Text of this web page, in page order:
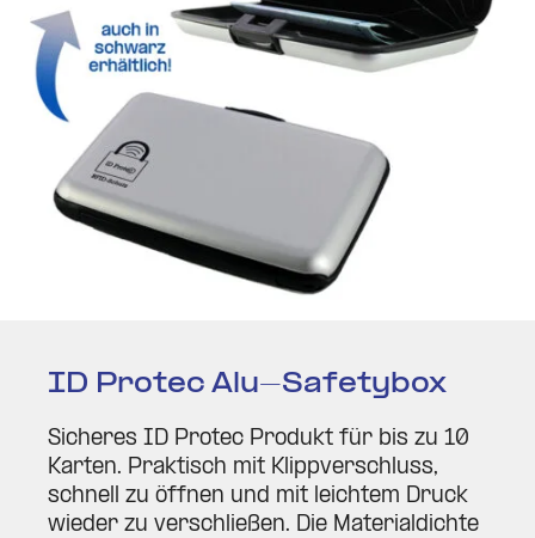
ID Protec Alu-Safe­tybox
Sicheres ID Protec Produkt für bis zu 10
Karten. Prak­tisch mit Klipp­ver­schluss,
schnell zu öffnen und mit leichtem Druck
wieder zu ver­schließen. Die Mate­ri­al­dichte